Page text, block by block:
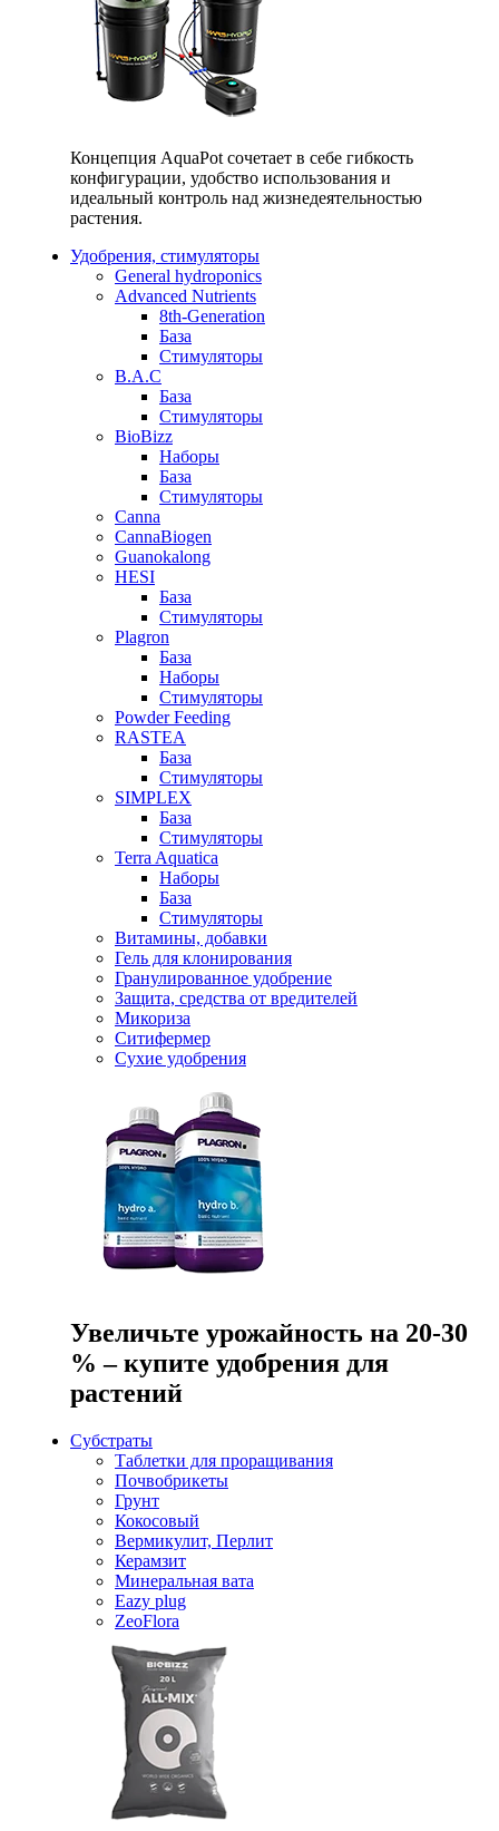
Концепция AquaPot сочетает в себе гибкость
конфигурации, удобство использования и
идеальный контроль над жизнедеятельностью
растения.
Удобрения, стимуляторы
General hydroponics
Advanced Nutrients
8th-Generation
База
Стимуляторы
B.A.C
База
Стимуляторы
BioBizz
Наборы
База
Стимуляторы
Canna
CannaBiogen
Guanokalong
HESI
База
Стимуляторы
Plagron
База
Наборы
Стимуляторы
Powder Feeding
RASTEA
База
Стимуляторы
SIMPLEX
База
Стимуляторы
Terra Aquatica
Наборы
База
Стимуляторы
Витамины, добавки
Гель для клонирования
Гранулированное удобрение
Защита, средства от вредителей
Микориза
Ситифермер
Сухие удобрения
Увеличьте урожайность на 20-30
% – купите удобрения для
растений
Субстраты
Таблетки для проращивания
Почвобрикеты
Грунт
Кокосовый
Вермикулит, Перлит
Керамзит
Минеральная вата
Eazy plug
ZeoFlora